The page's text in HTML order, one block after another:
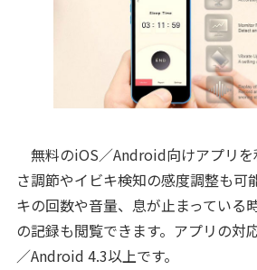
無料のiOS／Android向けアプリを
さ調節やイビキ検知の感度調整も可
キの回数や音量、息が止まっている
の記録も閲覧できます。アプリの対
／Android 4.3以上です。